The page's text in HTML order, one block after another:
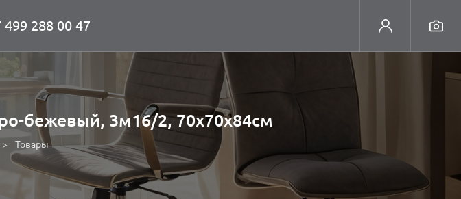
499 288 00 47
бежевый, 3м16/2, 70х70х84см
Товары